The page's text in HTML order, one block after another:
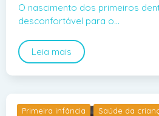
O nascimento dos primeiros
desconfortável para o…
Leia mais
Primeira infância Saúde da